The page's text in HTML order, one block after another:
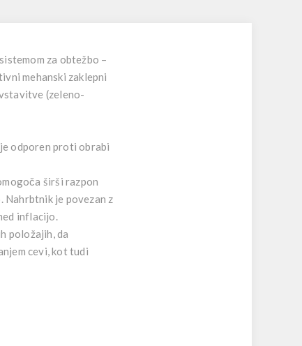
za obtežbo –
mehanski zaklepni
(zeleno-
odporen proti obrabi
širši razpon
Nahrbtnik je povezan z
inflacijo.
položajih, da
cevi, kot tudi